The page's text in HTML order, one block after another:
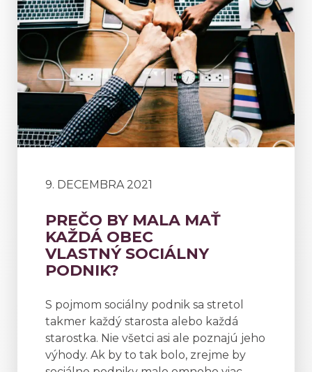
9. DECEMBRA 2021
PREČO BY MALA MAŤ
KAŽDÁ OBEC
VLASTNÝ SOCIÁLNY
PODNIK?
S pojmom sociálny podnik sa stretol
takmer každý starosta alebo každá
starostka. Nie všetci asi ale poznajú jeho
výhody. Ak by to tak bolo, zrejme by